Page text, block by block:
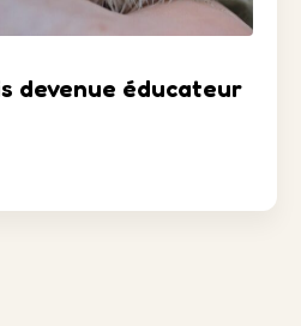
devenue éducateur